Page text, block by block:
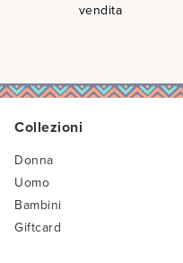
vendita
Collezioni
Donna
Uomo
Bambini
Giftcard